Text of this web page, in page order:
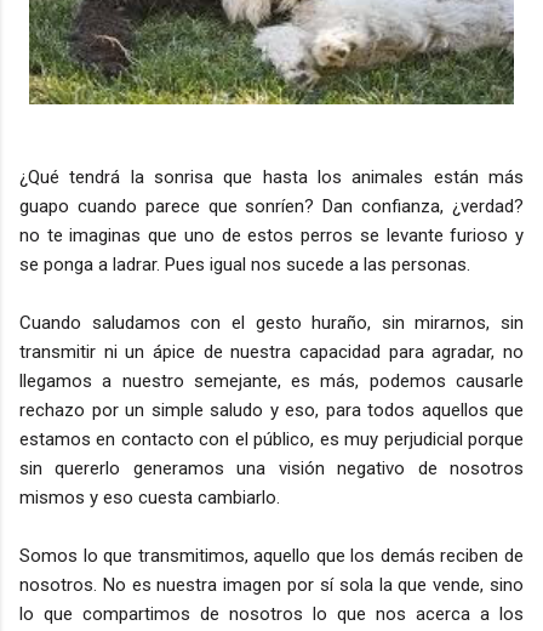
¿Qué tendrá la sonrisa que hasta los animales están más
guapo cuando parece que sonríen? Dan confianza, ¿verdad?
no te imaginas que uno de estos perros se levante furioso y
se ponga a ladrar. Pues igual nos sucede a las personas.
Cuando saludamos con el gesto huraño, sin mirarnos, sin
transmitir ni un ápice de nuestra capacidad para agradar, no
llegamos a nuestro semejante, es más, podemos causarle
rechazo por un simple saludo y eso, para todos aquellos que
estamos en contacto con el público, es muy perjudicial porque
sin quererlo generamos una visión negativo de nosotros
mismos y eso cuesta cambiarlo.
Somos lo que transmitimos, aquello que los demás reciben de
nosotros. No es nuestra imagen por sí sola la que vende, sino
lo que compartimos de nosotros lo que nos acerca a los